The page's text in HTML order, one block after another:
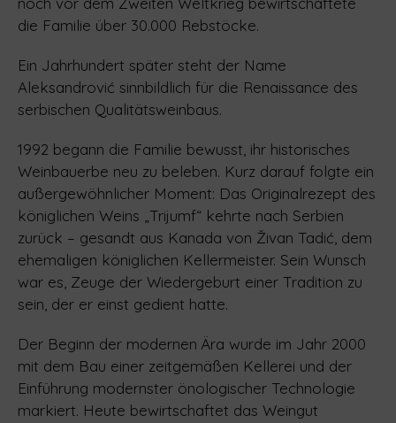
die Familie über 30.000 Rebstöcke.
Ein Jahrhundert später steht der Name
Aleksandrović sinnbildlich für die Renaissance des
serbischen Qualitätsweinbaus.
1992 begann die Familie bewusst, ihr historisches
Weinbauerbe neu zu beleben. Kurz darauf folgte ein
außergewöhnlicher Moment: Das Originalrezept des
königlichen Weins „Trijumf“ kehrte nach Serbien
zurück – gesandt aus Kanada von Živan Tadić, dem
ehemaligen königlichen Kellermeister. Sein Wunsch
war es, Zeuge der Wiedergeburt einer Tradition zu
sein, der er einst gedient hatte.
Der Beginn der modernen Ära wurde im Jahr 2000
mit dem Bau einer zeitgemäßen Kellerei und der
Einführung modernster önologischer Technologie
markiert. Heute bewirtschaftet das Weingut